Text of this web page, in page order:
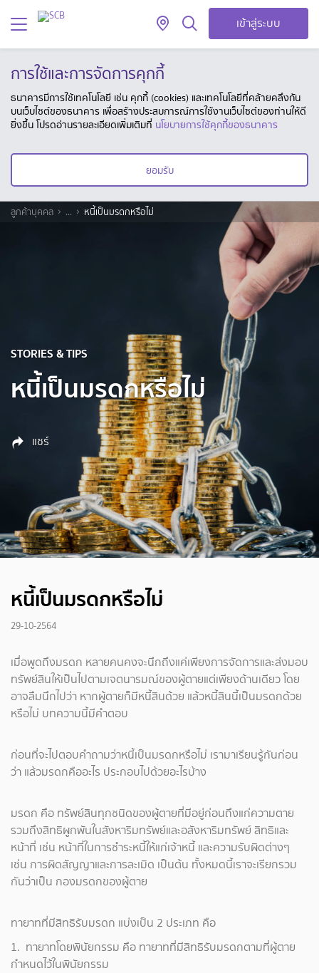
เข้าสู่ระบบ
การใช้และการจัดการคุกกี้
ธนาคารมีการใช้เทคโนโลยี เช่น คุกกี้ (cookies) และเทคโนโลยีที่คล้ายคลึงกัน
บนเว็บไซต์ของธนาคาร เพื่อสร้างประสบการณ์การใช้งานเว็บไซต์ของท่านให้ดี
ยิ่งขึ้น โปรดอ่านรายละเอียดเพิ่มเติมที่ นโยบายการใช้คุกกี้ของธนาคาร
ยอมรับ
ลูกค้าบุคคล ... หนี้เป็นมรดกหรือไม่
STORIES & TIPS
หนี้เป็นมรดกหรือไม่
แชร์
หนี้เป็นมรดกหรือไม่
29-10-2564
เมื่อพูดถึงมรดก หลายคนคงจะนึกถึงแค่เพียงการจัดการและส่งมอบ
ทรัพย์สินให้เป็นไปตามเจตนารมณ์ของผู้ตายแต่เพียงด้านเดียว โดย
อาจลืมนึกไปว่า หากผู้ตายก็มีหนี้สินด้วย แล้วหนี้สินนี้เป็นมรดกด้วย
หรือไม่ บทความนี้มีคำตอบ
ก่อนที่จะไปตอบคำถามว่าหนี้เป็นมรดกหรือไม่ เรามาเรียนรู้กันก่อน
ว่า แล้วมรดกคืออะไร ประกอบไปด้วยอะไรบ้าง
มรดก คือ ทรัพย์สินทุกชนิดของผู้ตายที่มีอยู่ก่อนถึงแก่ความตาย
รวมถึงสิทธิผูกพันในสังหาริมทรัพย์และอสังหาริมทรัพย์ สิทธิและ
หน้าที่ เช่น หน้าที่ในการชำระหนี้ให้แก่เจ้าหนี้ และความรับผิดต่างๆ
เช่น การผิดสัญญาและการละเมิด เป็นต้น ทั้งหมดนี้เราจะเรียกรวม
กันว่าเป็น กองมรดกของผู้ตาย
ทายาทที่มีสิทธิรับมรดก แบ่งเป็น 2 ประเภท คือ
1. ทายาทโดยพินัยกรรม คือ ทายาทที่มีสิทธิรับมรดกตามที่ผู้ตาย
กำหนดไว้ในพินัยกรรม